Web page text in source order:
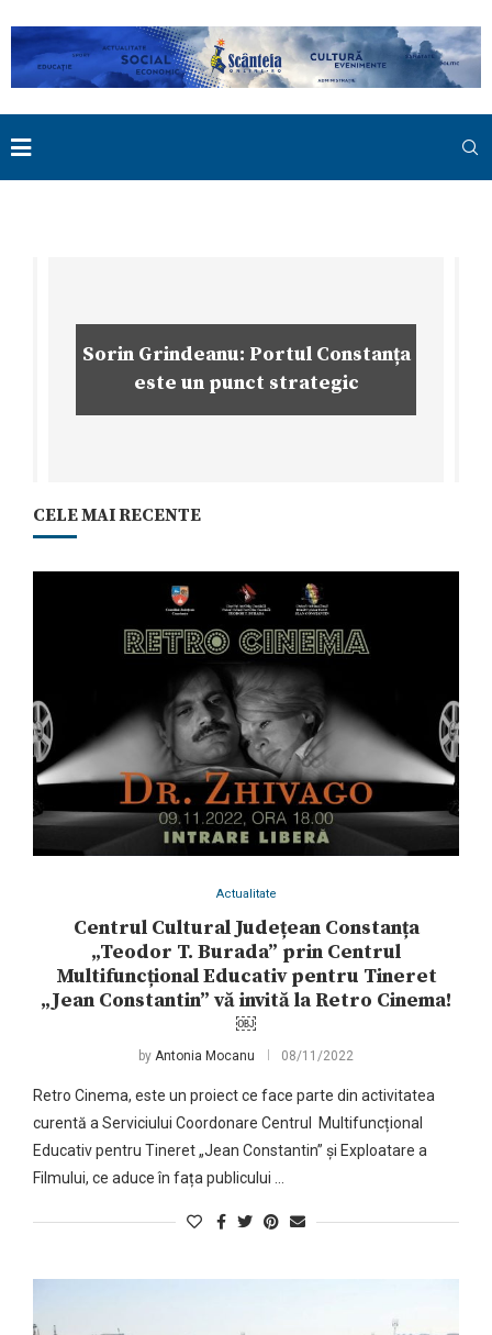
Sorin Grindeanu: Portul Constanța
este un punct strategic
CELE MAI RECENTE
Actualitate
Centrul Cultural Județean Constanța
„Teodor T. Burada” prin Centrul
Multifuncțional Educativ pentru Tineret
„Jean Constantin” vă invită la Retro Cinema!
￼
by Antonia Mocanu 08/11/2022
Retro Cinema, este un proiect ce face parte din activitatea
curentă a Serviciului Coordonare Centrul Multifuncțional
Educativ pentru Tineret „Jean Constantin” și Exploatare a
Filmului, ce aduce în fața publicului …